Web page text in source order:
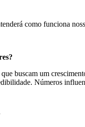
como funciona
que buscam um
Números